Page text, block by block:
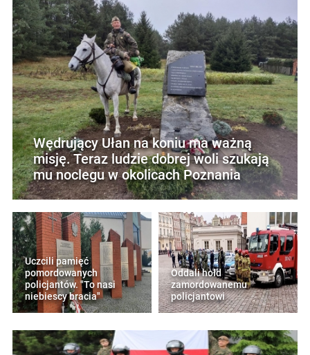
Wędrujący Ułan na koniu ma ważną
misję. Teraz ludzie dobrej woli szukają
mu noclegu w okolicach Poznania
Uczcili pamięć
pomordowanych
policjantów. "To nasi
niebiescy bracia"
Oddali hołd
zamordowanemu
policjantowi